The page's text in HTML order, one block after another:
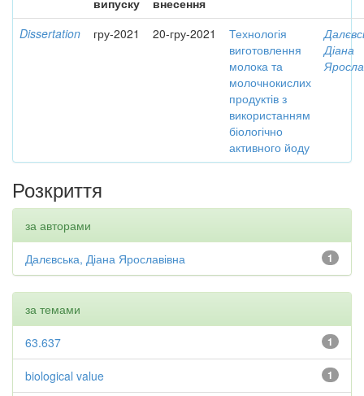
випуску
внесення
Dissertation гру-2021 20-гру-2021
Технологія
виготовлення
молока та
молочнокислих
продуктів з
використанням
біологічно
активного йоду
Діана
Розкриття
за авторами
1
Далєвська, Діана Ярославівна
за темами
1
63.637
1
biological value